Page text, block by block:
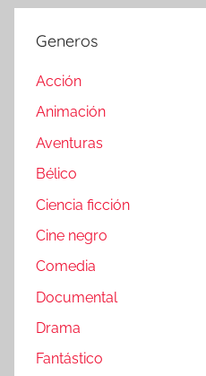
Generos
Acción
Animación
Aventuras
Bélico
Ciencia ficción
Cine negro
Comedia
Documental
Drama
Fantástico